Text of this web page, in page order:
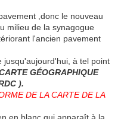
,donc le nouveau
milieu de la synagogue
l'ancien pavement
jusqu'aujourd'hui, à tel point
GÉOGRAPHIQUE
).
DE LA CARTE DE LA